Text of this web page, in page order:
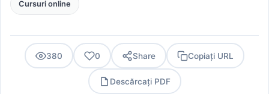
Cursuri online
380 0 Share Copiați URL
Descărcați PDF